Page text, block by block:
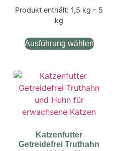
Produkt enthält: 1,5 kg – 5
kg
Ausführung wählen
Katzenfutter
Getreidefrei Truthahn